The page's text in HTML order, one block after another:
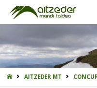
INICIOAITZEDER MT